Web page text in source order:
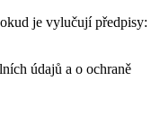
je vylučují předpisy:
údajů a o ochraně